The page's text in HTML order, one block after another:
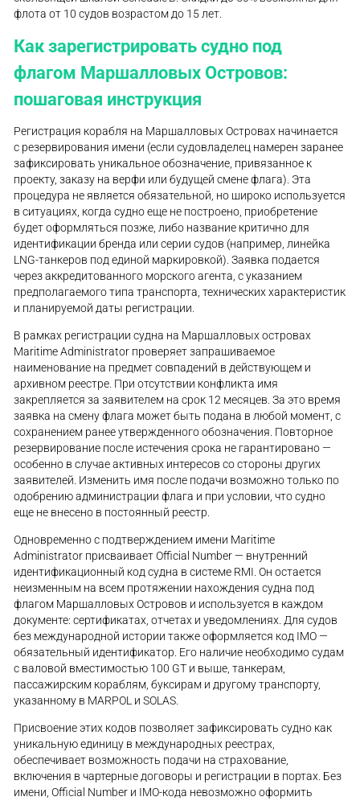
флота от 10 судов возрастом до 15 лет.
Как зарегистрировать судно под
флагом Маршалловых Островов:
пошаговая инструкция
Регистрация корабля на Маршалловых Островах начинается
с резервирования имени (если судовладелец намерен заранее
зафиксировать уникальное обозначение, привязанное к
проекту, заказу на верфи или будущей смене флага). Эта
процедура не является обязательной, но широко используется
в ситуациях, когда судно еще не построено, приобретение
будет оформляться позже, либо название критично для
идентификации бренда или серии судов (например, линейка
LNG-танкеров под единой маркировкой). Заявка подается
через аккредитованного морского агента, с указанием
предполагаемого типа транспорта, технических характеристик
и планируемой даты регистрации.
В рамках регистрации судна на Маршалловых островах
Maritime Administrator проверяет запрашиваемое
наименование на предмет совпадений в действующем и
архивном реестре. При отсутствии конфликта имя
закрепляется за заявителем на срок 12 месяцев. За это время
заявка на смену флага может быть подана в любой момент, с
сохранением ранее утвержденного обозначения. Повторное
резервирование после истечения срока не гарантировано —
особенно в случае активных интересов со стороны других
заявителей. Изменить имя после подачи возможно только по
одобрению администрации флага и при условии, что судно
еще не внесено в постоянный реестр.
Одновременно с подтверждением имени Maritime
Administrator присваивает Official Number — внутренний
идентификационный код судна в системе RMI. Он остается
неизменным на всем протяжении нахождения судна под
флагом Маршалловых Островов и используется в каждом
документе: сертификатах, отчетах и уведомлениях. Для судов
без международной истории также оформляется код IMO —
обязательный идентификатор. Его наличие необходимо судам
с валовой вместимостью 100 GT и выше, танкерам,
пассажирским кораблям, буксирам и другому транспорту,
указанному в MARPOL и SOLAS.
Присвоение этих кодов позволяет зафиксировать судно как
уникальную единицу в международных реестрах,
обеспечивает возможность подачи на страхование,
включения в чартерные договоры и регистрации в портах. Без
имени, Official Number и IMO-кода невозможно оформить